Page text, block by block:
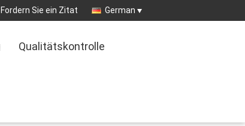
Fordern Sie ein Zitat German
Qualitätskontrolle